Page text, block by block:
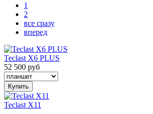
1
2
все сразу
вперед
Teclast X6 PLUS
52 500 руб
Купить
Teclast X11